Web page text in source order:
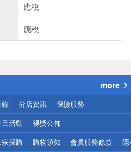
應稅
應稅
送
請小心！
more
錄 分店資訊 保險服務
目活動 得獎公佈
宗採購 購物須知 會員服務條款 隱